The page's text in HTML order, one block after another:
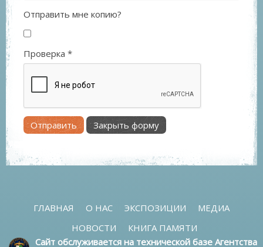
Отправить мне копию?
Проверка *
Отправить Закрыть форму
ГЛАВНАЯ О НАС ЭКСПОЗИЦИИ
МЕДИА
НОВОСТИ
КНИГА ПАМЯТИ
Сайт обслуживается на технической базе Агентства